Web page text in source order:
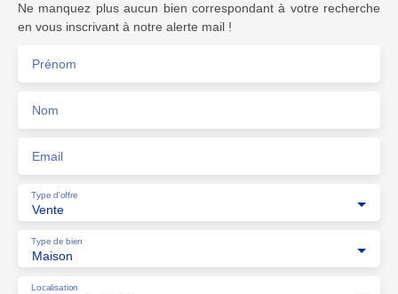
Ne manquez plus aucun bien correspondant à votre recherche
en vous inscrivant à notre alerte mail !
Prénom
Nom
Email
Vente
Type d'offre
Maison
Type de bien
Localisation